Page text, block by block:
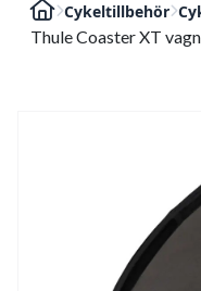
Cykeltillbehör
Thule Coaster XT